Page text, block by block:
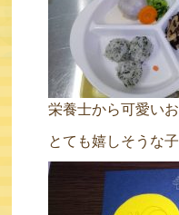
栄養士から可愛い
とても嬉しそうな